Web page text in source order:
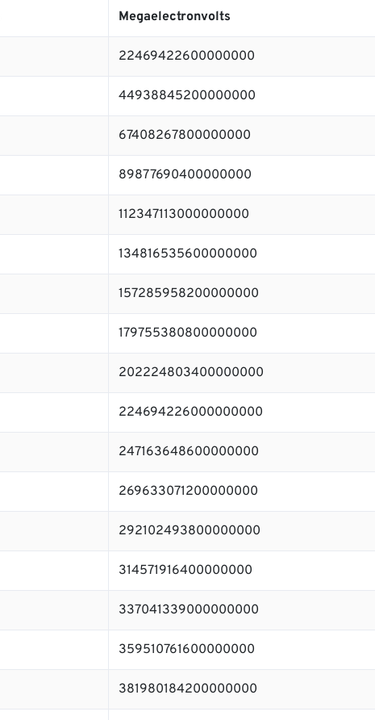
Megaelectronvolts
22469422600000000
44938845200000000
67408267800000000
89877690400000000
112347113000000000
134816535600000000
157285958200000000
179755380800000000
202224803400000000
224694226000000000
247163648600000000
269633071200000000
292102493800000000
314571916400000000
337041339000000000
359510761600000000
381980184200000000